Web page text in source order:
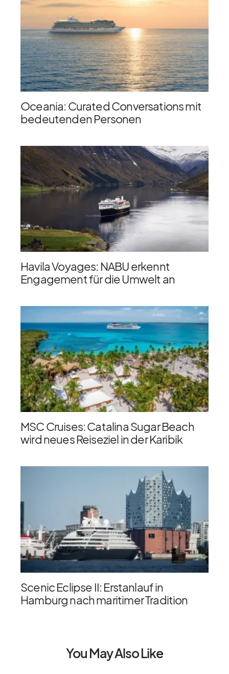
Oceania: Curated Conversations mit
bedeutenden Personen
Havila Voyages: NABU erkennt
Engagement für die Umwelt an
MSC Cruises: Catalina Sugar Beach
wird neues Reiseziel in der Karibik
Scenic Eclipse II: Erstanlauf in
Hamburg nach maritimer Tradition
You May Also Like